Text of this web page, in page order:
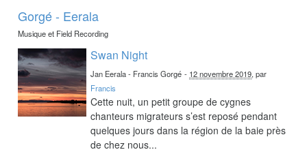
Gorgé - Eerala
Musique et Field Recording
Swan Night
Jan Eerala - Francis Gorgé - 12 novembre 2019, par
Francis
Cette nuit, un petit groupe de cygnes
chanteurs migrateurs s’est reposé pendant
quelques jours dans la région de la baie près
de chez nous...